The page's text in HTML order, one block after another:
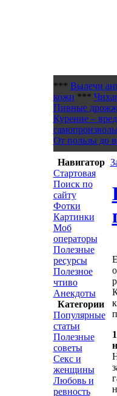
*** Вылечи
кожи ***
Пивные
Курение –
От пользы до
Навигатор
Стартовая
Поиск по
сайту
Фотки
Картинки
Моб
операторы
Полезные
ресурсы
Полезное
чтиво
Анекдоты
Категории
Популярные
статьи
Полезные
советы
Секс и
женщины
Любовь и
ревность